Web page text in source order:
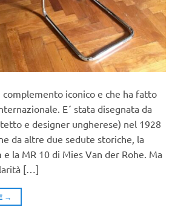
complemento iconico e che ha fatto
E´ stata disegnata da
e designer ungherese) nel 1928
da altre due sedute storiche, la
la MR 10 di Mies Van der Rohe. Ma
[…]
→